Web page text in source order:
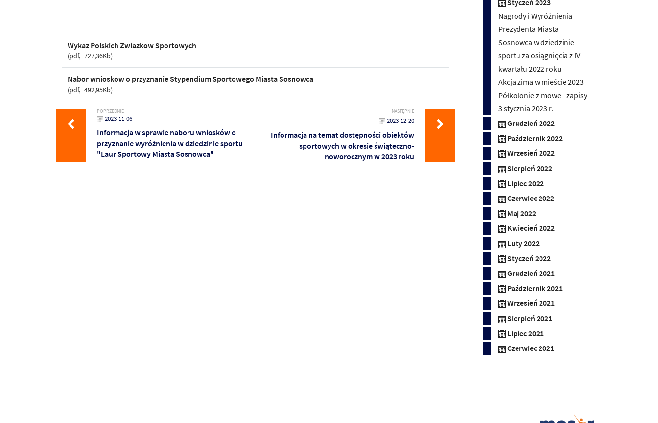
Wykaz Polskich Zwiazkow Sportowych
pdf 727,36Kb
Nabor wnioskow o przyznanie Stypendium Sportowego Miasta Sosnowca
pdf 492,95Kb
POPRZEDNIE
2023-11-06
Informacja w sprawie naboru wniosków o
przyznanie wyróżnienia w dziedzinie sportu
"Laur Sportowy Miasta Sosnowca"
NASTĘPNIE
2023-12-20
Informacja na temat dostępności obiektów
sportowych w okresie świąteczno-
noworocznym w 2023 roku
Styczeń 2023
Nagrody i Wyróżnienia
Prezydenta Miasta
Sosnowca w dziedzinie
sportu za osiągnięcia z IV
kwartału 2022 roku
Akcja zima w mieście 2023
Półkolonie zimowe - zapisy
3 stycznia 2023 r.
Grudzień 2022
Październik 2022
Wrzesień 2022
Sierpień 2022
Lipiec 2022
Czerwiec 2022
Maj 2022
Kwiecień 2022
Luty 2022
Styczeń 2022
Grudzień 2021
Październik 2021
Wrzesień 2021
Sierpień 2021
Lipiec 2021
Czerwiec 2021